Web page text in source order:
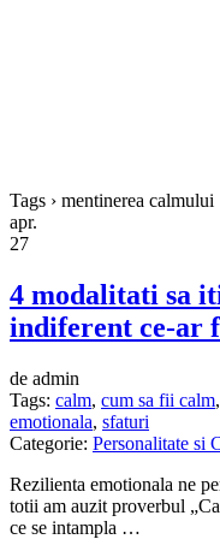
Tags › mentinerea calmului
apr.
27
4 modalitati sa
indiferent ce-ar
de admin
Tags: calm, cum sa fii calm,
emotionala, sfaturi
Categorie: Personalitate si
Rezilienta emotionala ne
totii am auzit proverbul
ce se intampla …